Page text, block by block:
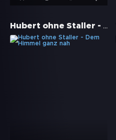
Hubert ohne Staller - Dem Himmel ganz nah